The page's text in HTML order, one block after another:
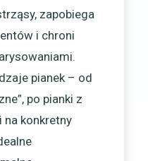
zapobiega
i chroni
pianek – od
po pianki z
konkretny